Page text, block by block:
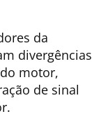
da
divergências
motor,
de sinal